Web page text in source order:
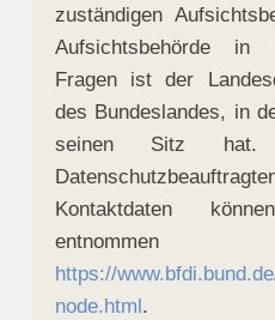
zuständigen
Aufsichtsbehörde in
Fragen ist der
des Bundeslandes, in
seinen Sitz
Kontaktdaten
https://
node.html.